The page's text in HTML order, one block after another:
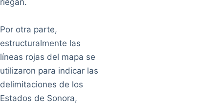
riegan.
Por otra parte,
estructuralmente las
líneas rojas del mapa se
utilizaron para indicar las
delimitaciones de los
Estados de Sonora,